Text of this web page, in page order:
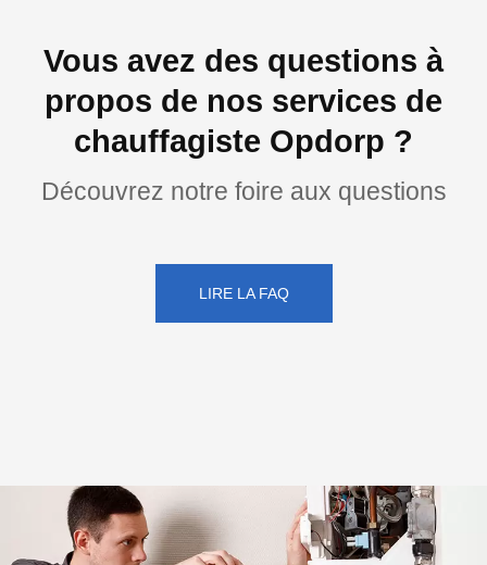
Vous avez des questions à
propos de nos services de
chauffagiste Opdorp ?
Découvrez notre foire aux questions
LIRE LA FAQ